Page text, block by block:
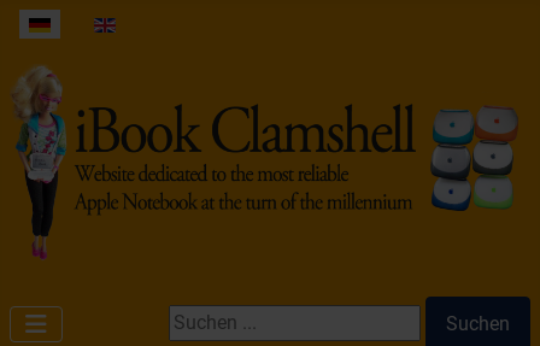
Sprache auswählen
Suchen ...
Suchen